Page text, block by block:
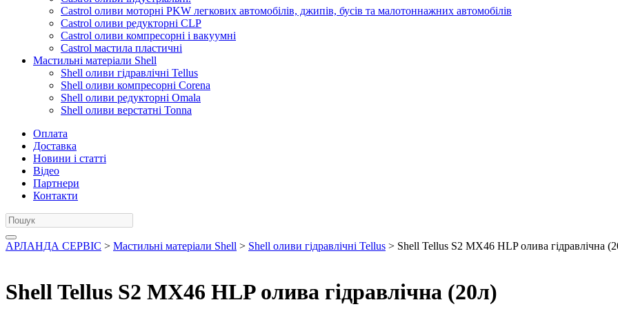
Castrol оливи моторні PKW легкових автомобілів, джипів, бусів та малотоннажних автомобілів
Castrol оливи редукторні CLP
Castrol оливи компресорні і вакуумні
Castrol мастила пластичні
Мастильні матеріали Shell
Shell оливи гідравлічні Tellus
Shell оливи компресорні Corena
Shell оливи редукторні Omala
Shell оливи верстатні Tonna
Оплата
Доставка
Новини і статті
Відео
Партнери
Контакти
АРЛАНДА СЕРВІС > Мастильні матеріали Shell > Shell оливи гідравлічні Tellus > Shell Tellus S2 MX46 HLP олива гідравлічна
Shell Tellus S2 MX46 HLP олива гідравлічна (20л)